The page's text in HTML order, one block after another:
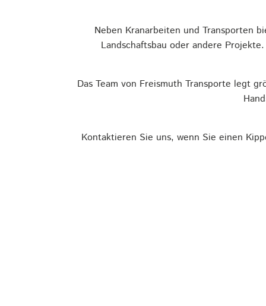
Neben Kranarbeiten und Transporten
Landschaftsbau oder andere
Das Team von Freismuth Transporte legt
Kontaktieren Sie uns, wenn Sie einen